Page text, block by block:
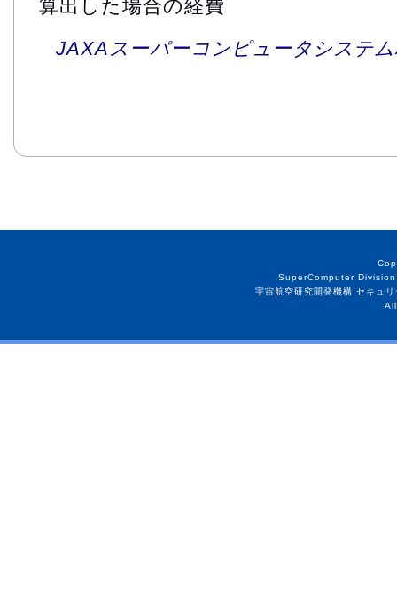
算出した場合の経費
JAXAスーパーコンピュータシステ
SuperComputer
宇宙航空研究開発機構 セキュ